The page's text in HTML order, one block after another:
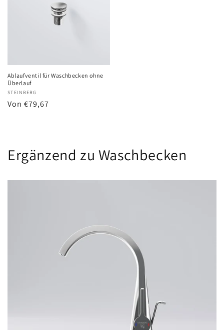
Ablaufventil für Waschbecken ohne
Überlauf
Anbieter:
STEINBERG
Normaler
Von €79,67
Ergänzend zu Waschbecken